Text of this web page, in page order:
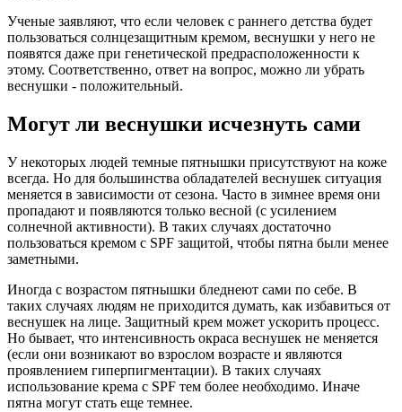
Ученые заявляют, что если человек с раннего детства будет
пользоваться солнцезащитным кремом, веснушки у него не
появятся даже при генетической предрасположенности к
этому. Соответственно, ответ на вопрос, можно ли убрать
веснушки - положительный.
Могут ли веснушки исчезнуть сами
У некоторых людей темные пятнышки присутствуют на коже
всегда. Но для большинства обладателей веснушек ситуация
меняется в зависимости от сезона. Часто в зимнее время они
пропадают и появляются только весной (с усилением
солнечной активности). В таких случаях достаточно
пользоваться кремом с SPF защитой, чтобы пятна были менее
заметными.
Иногда с возрастом пятнышки бледнеют сами по себе. В
таких случаях людям не приходится думать, как избавиться от
веснушек на лице. Защитный крем может ускорить процесс.
Но бывает, что интенсивность окраса веснушек не меняется
(если они возникают во взрослом возрасте и являются
проявлением гиперпигментации). В таких случаях
использование крема с SPF тем более необходимо. Иначе
пятна могут стать еще темнее.